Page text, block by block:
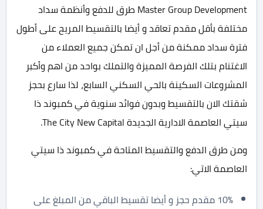
Master Group Development طرق للدفع وأنظمة سداد
مختلفة بأقل مقدم تعاقد و أيضا بالتقسيط المريح على أطول
فترة سداد ممكنة من أجل ان تمكن جميع العملاء من
الاغتنام بتلك الفرصة المميزة والتملك بواحد من اهم وأكبر
المشروعات السكينة بالحي السكني السابع، لذا سارع بحجز
شقتك الان بالتقسيط وبدون فوائد سنوية في كمبوند ذا
سيتي العاصمة الادارية الجديدة The City New Capital.
ومن طرق الدفع والتقسيط المتاحة في كمبوند ذا سيتي
العاصمة الاتي:
10% مقدم حجز و أيضا تقسيط الباقي من المبلغ على